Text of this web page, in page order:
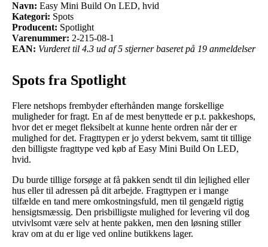
Navn: Easy Mini Build On LED, hvid
Kategori: Spots
Producent: Spotlight
Varenummer: 2-215-08-1
EAN: Vurderet til 4.3 ud af 5 stjerner baseret på 19 anmeldelser
Spots fra Spotlight
Flere netshops frembyder efterhånden mange forskellige
muligheder for fragt. En af de mest benyttede er p.t. pakkeshops,
hvor det er meget fleksibelt at kunne hente ordren når der er
mulighed for det. Fragttypen er jo yderst bekvem, samt tit tillige
den billigste fragttype ved køb af Easy Mini Build On LED,
hvid.
Du burde tillige forsøge at få pakken sendt til din lejlighed eller
hus eller til adressen på dit arbejde. Fragttypen er i mange
tilfælde en tand mere omkostningsfuld, men til gengæld rigtig
hensigtsmæssig. Den prisbilligste mulighed for levering vil dog
utvivlsomt være selv at hente pakken, men den løsning stiller
krav om at du er lige ved online butikkens lager.